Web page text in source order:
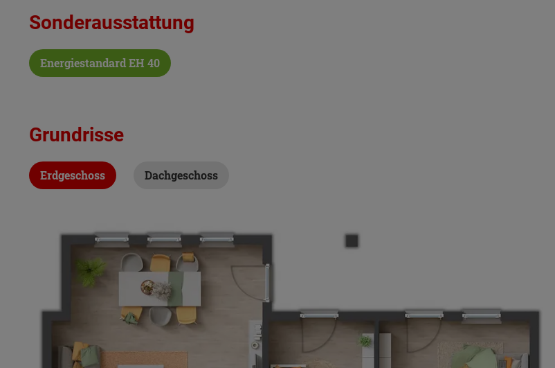
Sonderausstattung
Energiestandard EH 40
Grundrisse
Erdgeschoss Dachgeschoss